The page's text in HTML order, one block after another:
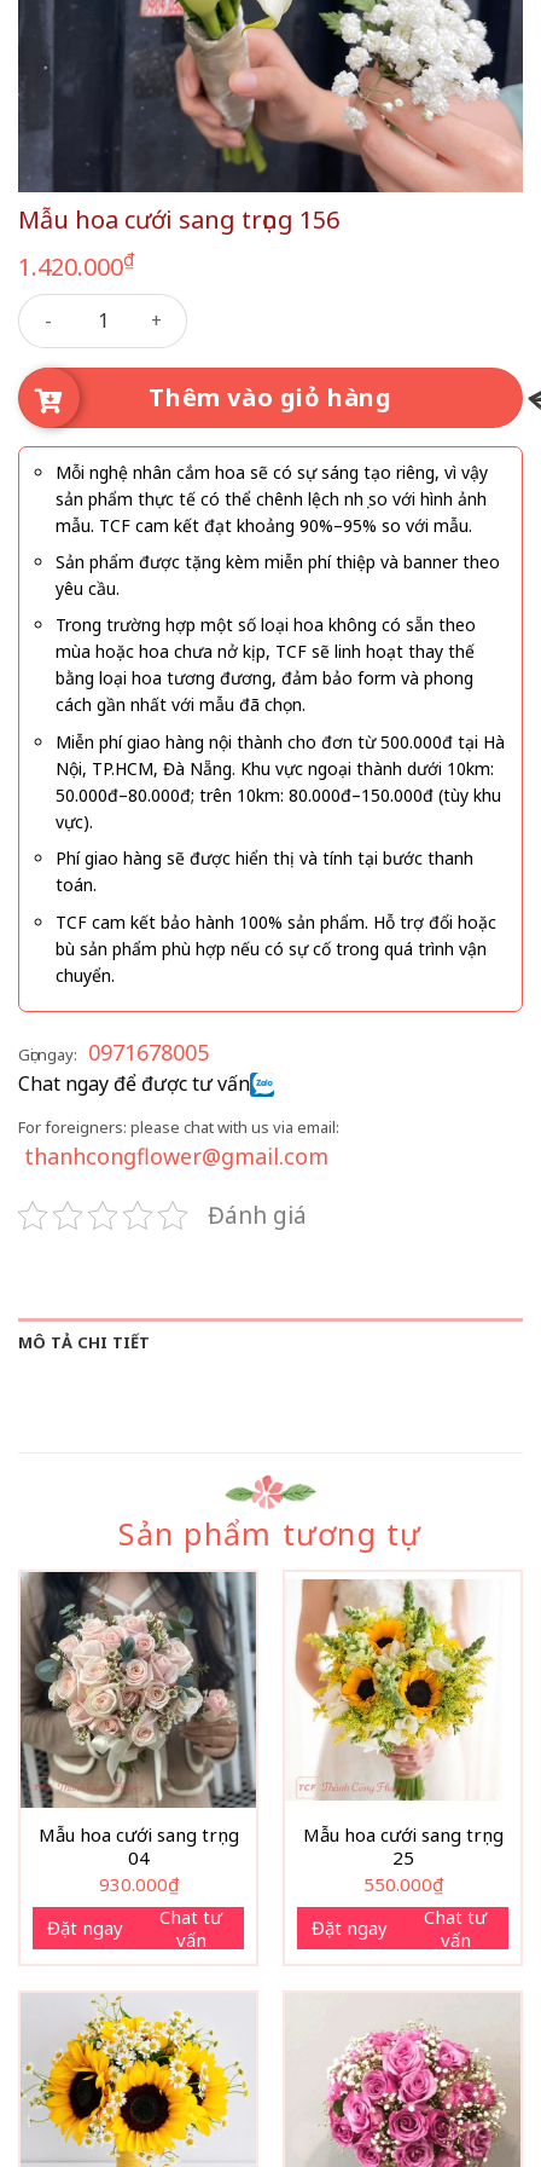
Mẫu hoa cưới sang trọng 156
1.420.000₫
Mẫu hoa cưới sang trọng 156 số lượng
Thêm vào giỏ hàng
Mỗi nghệ nhân cắm hoa sẽ có sự sáng tạo riêng, vì vậy
sản phẩm thực tế có thể chênh lệch nhẹ so với hình ảnh
mẫu. TCF cam kết đạt khoảng 90%–95% so với mẫu.
Sản phẩm được tặng kèm miễn phí thiệp và banner theo
yêu cầu.
Trong trường hợp một số loại hoa không có sẵn theo
mùa hoặc hoa chưa nở kịp, TCF sẽ linh hoạt thay thế
bằng loại hoa tương đương, đảm bảo form và phong
cách gần nhất với mẫu đã chọn.
Miễn phí giao hàng nội thành cho đơn từ 500.000đ tại Hà
Nội, TP.HCM, Đà Nẵng. Khu vực ngoại thành dưới 10km:
50.000đ–80.000đ; trên 10km: 80.000đ–150.000đ (tùy khu
vực).
Phí giao hàng sẽ được hiển thị và tính tại bước thanh
toán.
TCF cam kết bảo hành 100% sản phẩm. Hỗ trợ đổi hoặc
bù sản phẩm phù hợp nếu có sự cố trong quá trình vận
chuyển.
Gọi ngay: 0971678005
Chat ngay để được tư vấn
For foreigners: please chat with us via email:
thanhcongflower@gmail.com
Đánh giá
MÔ TẢ CHI TIẾT
Sản phẩm tương tự
Mẫu hoa cưới sang trọng
04
930.000₫
Đặt ngay
Chat tư
vấn
Mẫu hoa cưới sang trọng
25
550.000₫
Đặt ngay
Chat tư
vấn